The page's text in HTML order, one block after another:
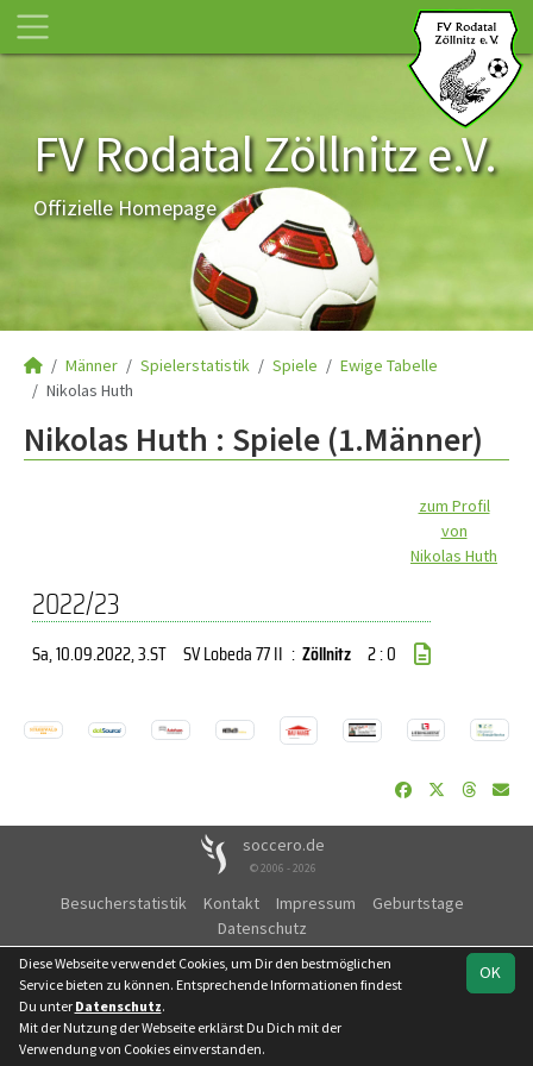
FV Rodatal Zöllnitz e.V.
Offizielle Homepage
Männer Spielerstatistik Spiele
Ewige Tabelle
Nikolas Huth
Nikolas Huth : Spiele (1.Männer)
zum Profil
von
Nikolas Huth
2022/23
Sa, 10.09.2022, 3.ST SV Lobeda 77 II : Zöllnitz 2 : 0
soccero.de
© 2006 - 2026
Besucherstatistik Kontakt Impressum
Geburtstage
Datenschutz
OK
Diese Webseite verwendet Cookies, um Dir den bestmöglichen
Service bieten zu können. Entsprechende Informationen findest
Du unter Datenschutz.
Mit der Nutzung der Webseite erklärst Du Dich mit der
Verwendung von Cookies einverstanden.